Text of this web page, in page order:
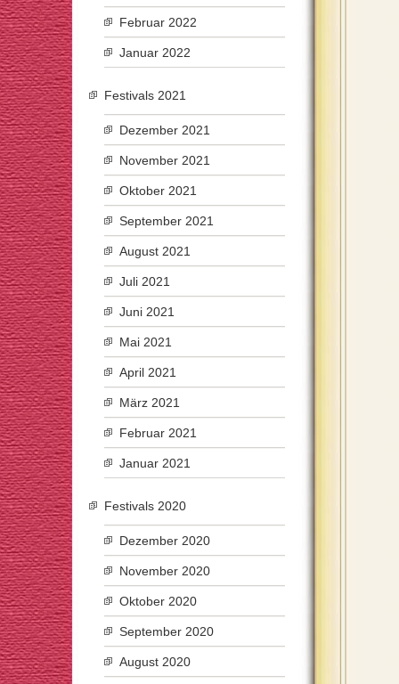
Februar 2022
Januar 2022
Festivals 2021
Dezember 2021
November 2021
Oktober 2021
September 2021
August 2021
Juli 2021
Juni 2021
Mai 2021
April 2021
März 2021
Februar 2021
Januar 2021
Festivals 2020
Dezember 2020
November 2020
Oktober 2020
September 2020
August 2020